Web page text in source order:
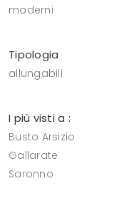
moderni
Tipologia
allungabili
I più visti a :
Busto Arsizio
Gallarate
Saronno